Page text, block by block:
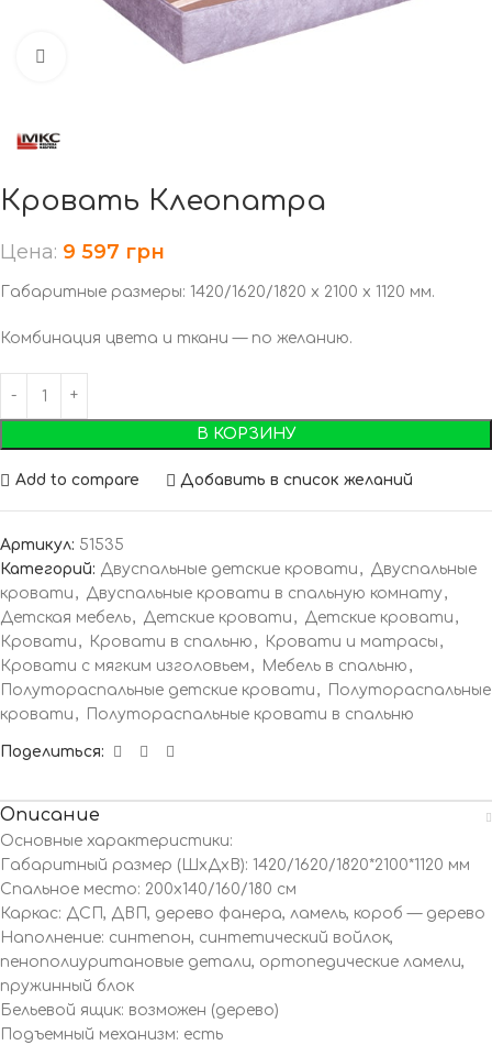
Нажмите, чтобы увеличить
Кровать Клеопатра
Цена: 9 597 грн
Габаритные размеры: 1420/1620/1820 х 2100 х 1120 мм.
Комбинация цвета и ткани — по желанию.
В КОРЗИНУ
Add to compare Добавить в список желаний
Артикул: 51535
Категорий: Двуспальные детские кровати , Двуспальные
кровати , Двуспальные кровати в спальную комнату,
Детская мебель, Детские кровати , Детские кровати ,
Кровати , Кровати в спальню , Кровати и матрасы ,
Кровати с мягким изголовьем , Мебель в спальню ,
Полутораспальные детские кровати ,
Полутораспальные
кровати , Полутораспальные кровати в спальню
Поделиться:
Описание
Основные характеристики:
Габаритный размер (ШхДхВ): 1420/1620/1820*2100*1120 мм
Спальное место: 200х140/160/180 см
Каркас: ДСП, ДВП, дерево фанера, ламель, короб — дерево
Наполнение: синтепон, синтетический войлок,
пенополиуритановые детали, ортопедические ламели,
пружинный блок
Бельевой ящик: возможен (дерево)
Подъемный механизм: есть